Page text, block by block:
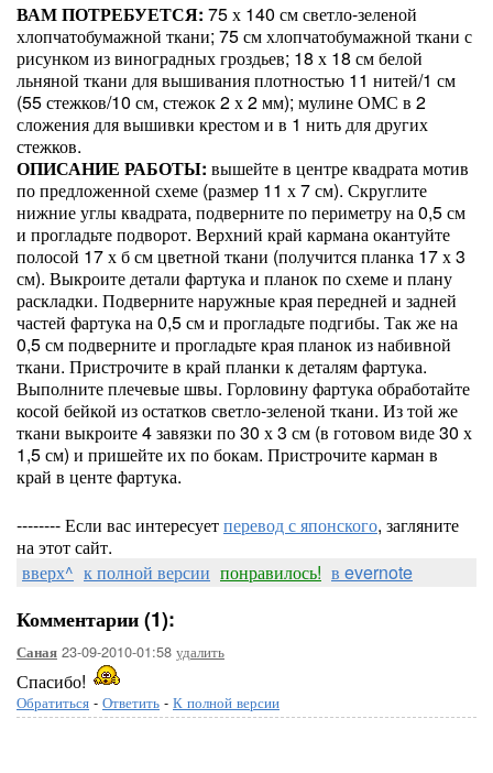
ВАМ ПОТРЕБУЕТСЯ: 75 х 140 см светло-зеленой
хлопчатобумажной ткани; 75 см хлопчатобумажной ткани с
рисунком из виноградных гроздьев; 18 х 18 см белой
льняной ткани для вышивания плотностью 11 нитей/1 см
(55 стежков/10 см, стежок 2 х 2 мм); мулине ОМС в 2
сложения для вышивки крестом и в 1 нить для других
стежков.
ОПИСАНИЕ РАБОТЫ: вышейте в центре квадрата мотив
по предложенной схеме (размер 11 х 7 см). Скруглите
нижние углы квадрата, подверните по периметру на 0,5 см
и прогладьте подворот. Верхний край кармана окантуйте
полосой 17 х б см цветной ткани (получится планка 17 х 3
см). Выкроите детали фартука и планок по схеме и плану
раскладки. Подверните наружные края передней и задней
частей фартука на 0,5 см и прогладьте подгибы. Так же на
0,5 см подверните и прогладьте края планок из набивной
ткани. Пристрочите в край планки к деталям фартука.
Выполните плечевые швы. Горловину фартука обработайте
косой бейкой из остатков светло-зеленой ткани. Из той же
ткани выкроите 4 завязки по 30 х 3 см (в готовом виде 30 х
1,5 см) и пришейте их по бокам. Пристрочите карман в
край в центе фартука.
-------- Если вас интересуетперевод с японского, загляните
на этот сайт.
вверх^ к полной версии понравилось! в evernote
Комментарии (1):
Саная 23-09-2010-01:58 удалить
Спасибо!
Обратиться - Ответить - К полной версии